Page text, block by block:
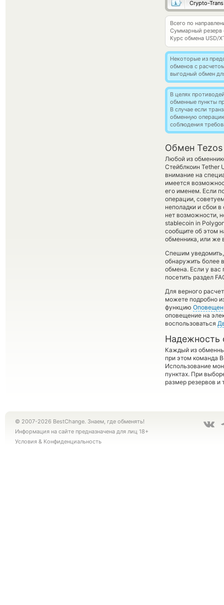
Crypto-Trans
Всего по
Суммарный резерв
Курс обмена USD/
Некоторые из
обменов с
выгодный обмен
В целях
обменные пункты
В случае если
обменную
соблюдения
Обмен Tezos
Любой из
Стейблкоин Tether
внимание на
имеется
его именем. Если
операции,
неполадки и сбои
нет возможности,
stablecoin in
сообщите об этом
обменника, или же
Спешим
обнаружить более
обмена. Если у
посетить раздел
Для верного
можете подробно
функцию
оповещение на
воспользоваться
Надежность
Каждый из
при этом команда
Использование
пунктах. При
размер резервов и
© 2007-2026 BestChange. Знаем, где обменять!
Информация на сайте предназначена для лиц 18+
Условия & Конфиденциальность